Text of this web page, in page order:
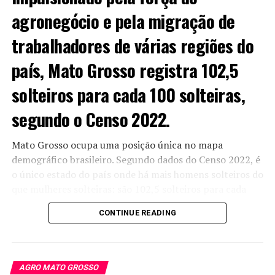
acabar com multas de trânsito atrasadas
agronegócio e pela migração de
trabalhadores de várias regiões do
país, Mato Grosso registra 102,5
solteiros para cada 100 solteiras,
segundo o Censo 2022.
Mato Grosso ocupa uma posição única no mapa
demográfico brasileiro. Segundo dados do Censo 2022, é
o único estado do país onde há mais homens solteiros do
100 solteiras.
O estado atrai trabalhadores de diferentes partes do
Brasil para atuar nas lavouras de soja, milho e algodão,
CONTINUE READING
AGRO MATO GROSSO